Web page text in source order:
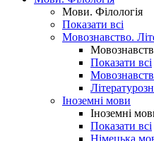
Мови. Філологія
Показати всі
Мовознавство.
Показати всі
Іноземні мови
Іноземні
Показати всі
Німецька